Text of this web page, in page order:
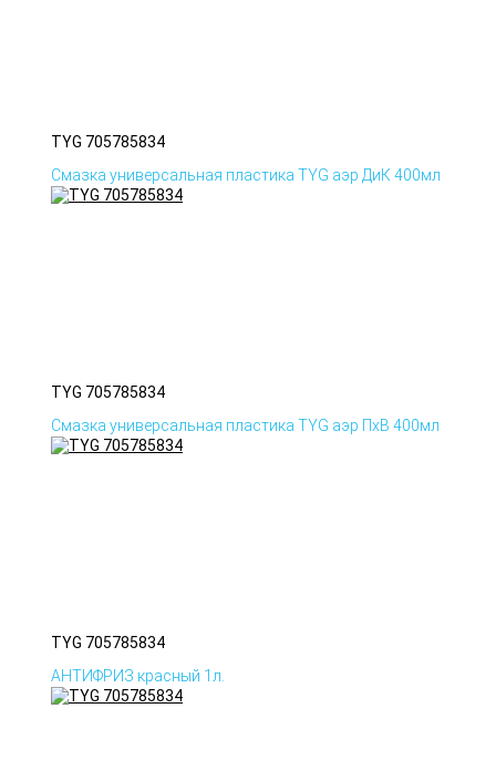
TYG 705785834
Смазка универсальная пластика TYG аэр ДиК 400мл
TYG 705785834
Смазка универсальная пластика TYG аэр ПхВ 400мл
TYG 705785834
АНТИФРИЗ красный 1л.